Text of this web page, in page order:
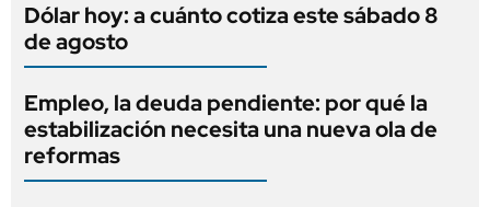
Dólar hoy: a cuánto cotiza este sábado 8
de agosto
Empleo, la deuda pendiente: por qué la
estabilización necesita una nueva ola de
reformas